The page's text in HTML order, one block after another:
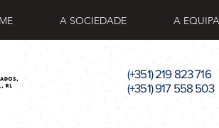
A SOCIEDADE A EQUIPA
(+351) 219 823 716
(+351) 917 558 503